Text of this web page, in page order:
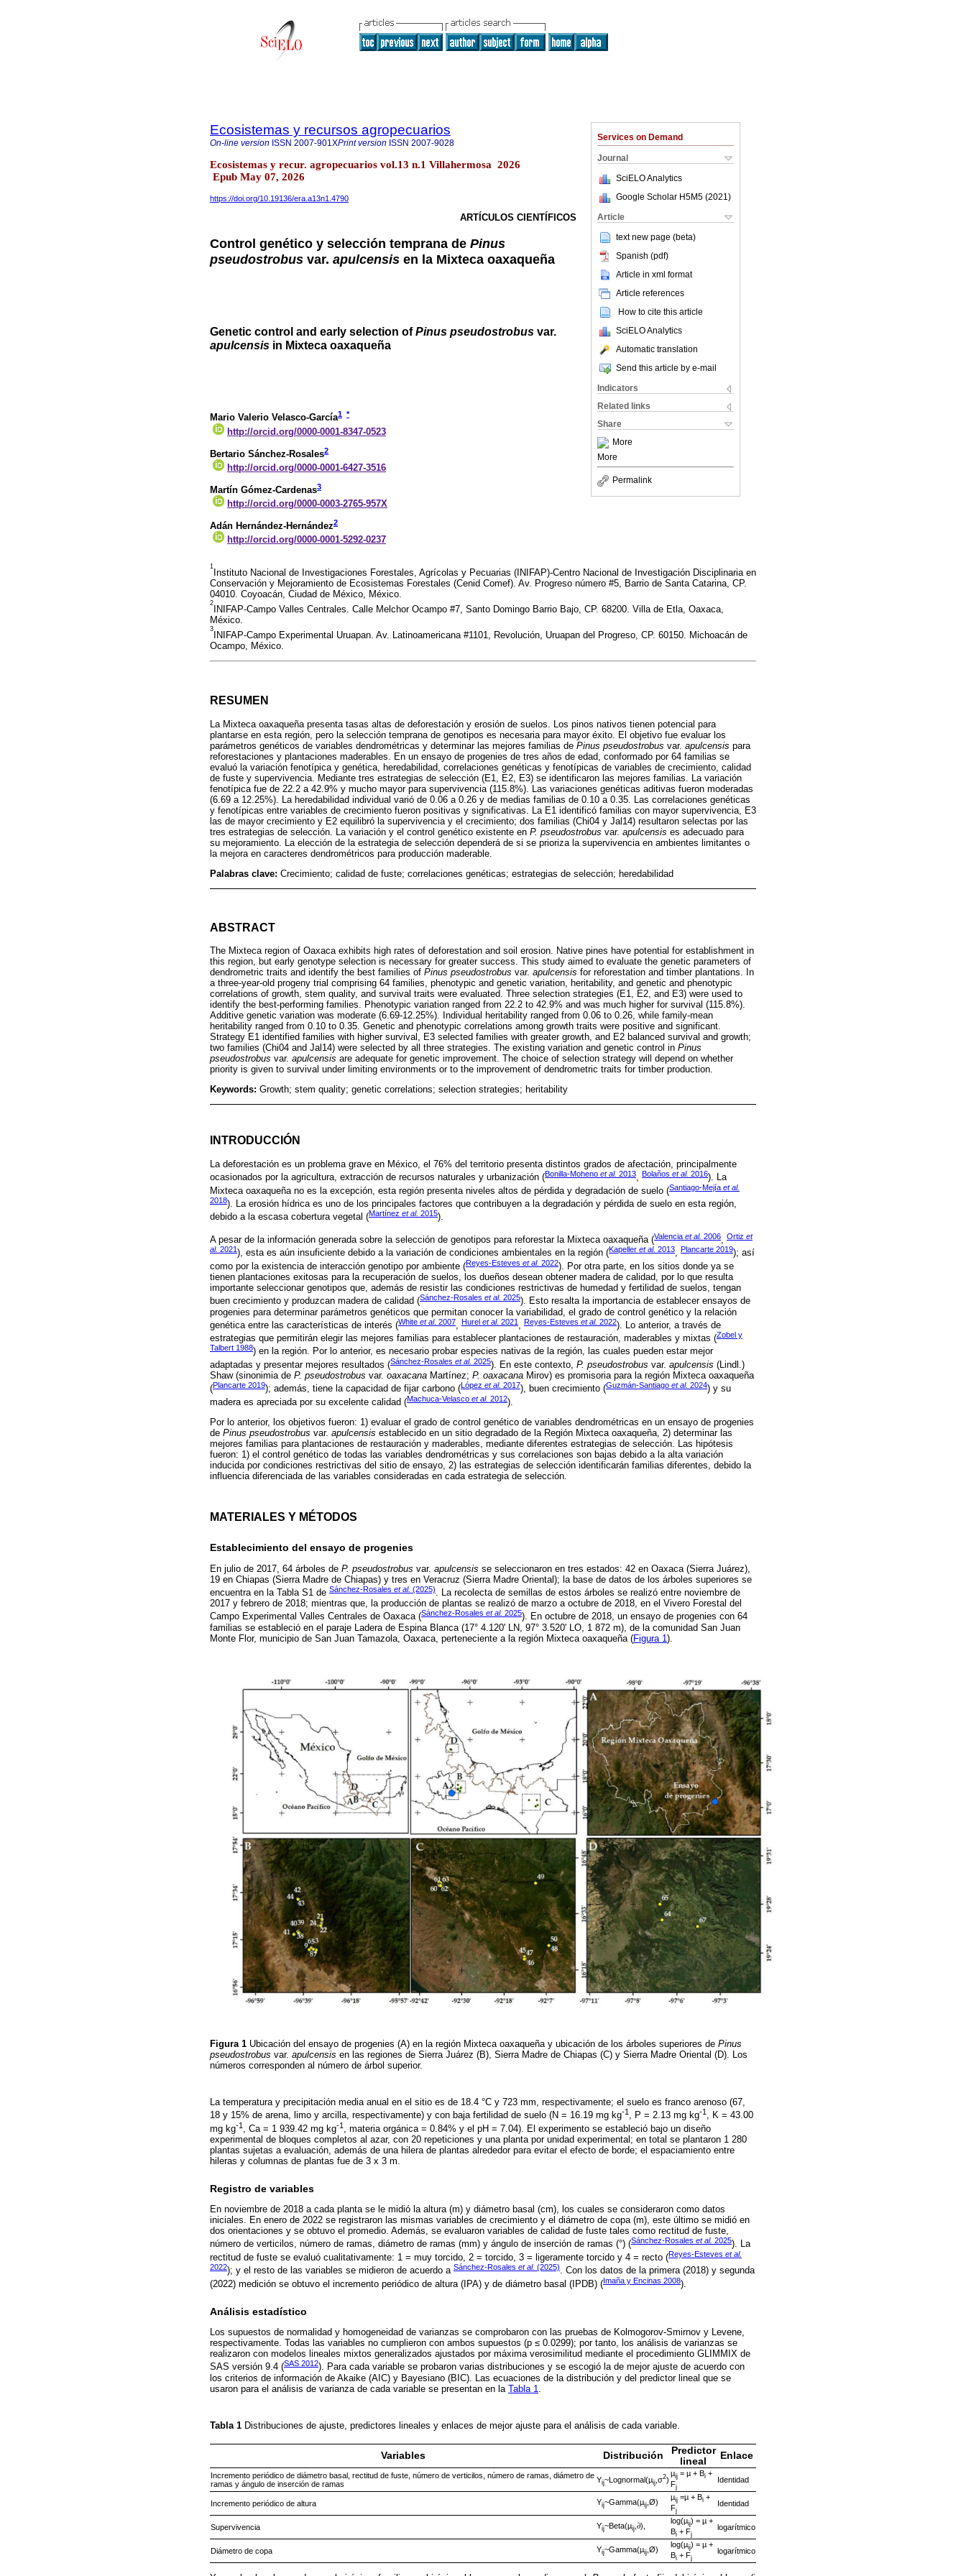
Services on Demand
Journal
SciELO Analytics
Google Scholar H5M5 (2021 )
Article
text new page (beta)
Spanish (pdf)
Article in xml format
Article references
How to cite this article
SciELO Analytics
Automatic translation
Send this article by e-mail
Indicators
Related links
Share
More
More
Permalink
Ecosistemas y recursos agropecuarios
On-line version ISSN 2007-901XPrint version ISSN 2007-9028
Ecosistemas y recur. agropecuarios vol.13 n.1 Villahermosa 2026
Epub May 07, 2026
https://doi.org/10.19136/era.a13n1.4790
ARTÍCULOS CIENTÍFICOS
Control genético y selección temprana de Pinus
pseudostrobus var. apulcensis en la Mixteca oaxaqueña
Genetic control and early selection ofPinus pseudostrobus var.
apulcensis in Mixteca oaxaqueña
Mario Valerio Velasco-García1 *
http://orcid.org/0000-0001-8347-0523
Bertario Sánchez-Rosales2
http://orcid.org/0000-0001-6427-3516
Martín Gómez-Cardenas3
http://orcid.org/0000-0003-2765-957X
Adán Hernández-Hernández2
http://orcid.org/0000-0001-5292-0237
1
Instituto Nacional de Investigaciones Forestales, Agrícolas y Pecuarias (INIFAP)-Centro Nacional de Investigación Disciplinaria en
Conservación y Mejoramiento de Ecosistemas Forestales (Cenid Comef). Av. Progreso número #5, Barrio de Santa Catarina, CP.
04010. Coyoacán, Ciudad de México, México.
2
INIFAP-Campo Valles Centrales. Calle Melchor Ocampo #7, Santo Domingo Barrio Bajo, CP. 68200. Villa de Etla, Oaxaca,
México.
3
INIFAP-Campo Experimental Uruapan. Av. Latinoamericana #1101, Revolución, Uruapan del Progreso, CP. 60150. Michoacán de
Ocampo, México.
RESUMEN
La Mixteca oaxaqueña presenta tasas altas de deforestación y erosión de suelos. Los pinos nativos tienen potencial para
plantarse en esta región, pero la selección temprana de genotipos es necesaria para mayor éxito. El objetivo fue evaluar los
parámetros genéticos de variables dendrométricas y determinar las mejores familias de Pinus pseudostrobus var. apulcensis para
reforestaciones y plantaciones maderables. En un ensayo de progenies de tres años de edad, conformado por 64 familias se
evaluó la variación fenotípica y genética, heredabilidad, correlaciones genéticas y fenotípicas de variables de crecimiento, calidad
de fuste y supervivencia. Mediante tres estrategias de selección (E1, E2, E3) se identificaron las mejores familias. La variación
fenotípica fue de 22.2 a 42.9% y mucho mayor para supervivencia (115.8%). Las variaciones genéticas aditivas fueron moderadas
(6.69 a 12.25%). La heredabilidad individual varió de 0.06 a 0.26 y de medias familias de 0.10 a 0.35. Las correlaciones genéticas
y fenotípicas entre variables de crecimiento fueron positivas y significativas. La E1 identificó familias con mayor supervivencia, E3
las de mayor crecimiento y E2 equilibró la supervivencia y el crecimiento; dos familias (Chi04 y Jal14) resultaron selectas por las
tres estrategias de selección. La variación y el control genético existente en P. pseudostrobus var. apulcensis es adecuado para
su mejoramiento. La elección de la estrategia de selección dependerá de si se prioriza la supervivencia en ambientes limitantes o
la mejora en caracteres dendrométricos para producción maderable.
Palabras clave: Crecimiento; calidad de fuste; correlaciones genéticas; estrategias de selección; heredabilidad
ABSTRACT
The Mixteca region of Oaxaca exhibits high rates of deforestation and soil erosion. Native pines have potential for establishment in
this region, but early genotype selection is necessary for greater success. This study aimed to evaluate the genetic parameters of
dendrometric traits and identify the best families of Pinus pseudostrobus var. apulcensis for reforestation and timber plantations. In
a three-year-old progeny trial comprising 64 families, phenotypic and genetic variation, heritability, and genetic and phenotypic
correlations of growth, stem quality, and survival traits were evaluated. Three selection strategies (E1, E2, and E3) were used to
identify the best-performing families. Phenotypic variation ranged from 22.2 to 42.9% and was much higher for survival (115.8%).
Additive genetic variation was moderate (6.69-12.25%). Individual heritability ranged from 0.06 to 0.26, while family-mean
heritability ranged from 0.10 to 0.35. Genetic and phenotypic correlations among growth traits were positive and significant.
Strategy E1 identified families with higher survival, E3 selected families with greater growth, and E2 balanced survival and growth;
two families (Chi04 and Jal14) were selected by all three strategies. The existing variation and genetic control in Pinus
pseudostrobus var. apulcensis are adequate for genetic improvement. The choice of selection strategy will depend on whether
priority is given to survival under limiting environments or to the improvement of dendrometric traits for timber production.
Keywords: Growth; stem quality; genetic correlations; selection strategies; heritability
INTRODUCCIÓN
La deforestación es un problema grave en México, el 76% del territorio presenta distintos grados de afectación, principalmente
ocasionados por la agricultura, extracción de recursos naturales y urbanización (Bonilla-Moheno et al. 2013, Bolaños et al. 2016). La
Mixteca oaxaqueña no es la excepción, esta región presenta niveles altos de pérdida y degradación de suelo (Santiago-Mejía et al.
2018). La erosión hídrica es uno de los principales factores que contribuyen a la degradación y pérdida de suelo en esta región,
debido a la escasa cobertura vegetal (Martínez et al. 2015).
A pesar de la información generada sobre la selección de genotipos para reforestar la Mixteca oaxaqueña (Valencia et al. 2006, Ortiz et
al. 2021), esta es aún insuficiente debido a la variación de condiciones ambientales en la región (Kapeller et al. 2013, Plancarte 2019); así
como por la existencia de interacción genotipo por ambiente (Reyes-Esteves et al. 2022). Por otra parte, en los sitios donde ya se
tienen plantaciones exitosas para la recuperación de suelos, los dueños desean obtener madera de calidad, por lo que resulta
importante seleccionar genotipos que, además de resistir las condiciones restrictivas de humedad y fertilidad de suelos, tengan
buen crecimiento y produzcan madera de calidad (Sánchez-Rosales et al. 2025). Esto resalta la importancia de establecer ensayos de
progenies para determinar parámetros genéticos que permitan conocer la variabilidad, el grado de control genético y la relación
genética entre las características de interés (White et al. 2007 Hurel et al. 2021 Reyes-Esteves et al. 2022). Lo anterior, a través de
estrategias que permitirán elegir las mejores familias para establecer plantaciones de restauración, maderables y mixtas (Zobel y
Talbert 1988) en la región. Por lo anterior, es necesario probar especies nativas de la región, las cuales pueden estar mejor
adaptadas y presentar mejores resultados (Sánchez-Rosales et al. 2025). En este contexto, P. pseudostrobus var. apulcensis (Lindl.)
Shaw (sinonimia de P. pseudostrobus var. oaxacana Martínez; P. oaxacana Mirov) es promisoria para la región Mixteca oaxaqueña
(Plancarte 2019); además, tiene la capacidad de fijar carbono (López et al. 2017), buen crecimiento (Guzmán-Santiago et al. 2024) y su
madera es apreciada por su excelente calidad (Machuca-Velasco et al. 2012).
Por lo anterior, los objetivos fueron: 1) evaluar el grado de control genético de variables dendrométricas en un ensayo de progenies
de Pinus pseudostrobus var. apulcensis establecido en un sitio degradado de la Región Mixteca oaxaqueña, 2) determinar las
mejores familias para plantaciones de restauración y maderables, mediante diferentes estrategias de selección. Las hipótesis
fueron: 1) el control genético de todas las variables dendrométricas y sus correlaciones son bajas debido a la alta variación
inducida por condiciones restrictivas del sitio de ensayo, 2) las estrategias de selección identificarán familias diferentes, debido la
influencia diferenciada de las variables consideradas en cada estrategia de selección.
MATERIALES Y MÉTODOS
Establecimiento del ensayo de progenies
En julio de 2017, 64 árboles de P. pseudostrobus var. apulcensis se seleccionaron en tres estados: 42 en Oaxaca (Sierra Juárez),
19 en Chiapas (Sierra Madre de Chiapas) y tres en Veracruz (Sierra Madre Oriental); la base de datos de los árboles superiores se
encuentra en la Tabla S1 de Sánchez-Rosales et al. (2025). La recolecta de semillas de estos árboles se realizó entre noviembre de
2017 y febrero de 2018; mientras que, la producción de plantas se realizó de marzo a octubre de 2018, en el Vivero Forestal del
Campo Experimental Valles Centrales de Oaxaca (Sánchez-Rosales et al. 2025). En octubre de 2018, un ensayo de progenies con 64
familias se estableció en el paraje Ladera de Espina Blanca (17° 4.120' LN, 97° 3.520' LO, 1 872 m), de la comunidad San Juan
Monte Flor, municipio de San Juan Tamazola, Oaxaca, perteneciente a la región Mixteca oaxaqueña (Figura 1 ).
Figura 1 Ubicación del ensayo de progenies (A) en la región Mixteca oaxaqueña y ubicación de los árboles superiores de Pinus
pseudostrobus var. apulcensis en las regiones de Sierra Juárez (B), Sierra Madre de Chiapas (C) y Sierra Madre Oriental (D). Los
números corresponden al número de árbol superior.
La temperatura y precipitación media anual en el sitio es de 18.4 °C y 723 mm, respectivamente; el suelo es franco arenoso (67,
18 y 15% de arena, limo y arcilla, respectivamente) y con baja fertilidad de suelo (N = 16.19 mg kg-1 , P = 2.13 mg kg-1 , K = 43.00
mg kg-1 , Ca = 1 939.42 mg kg-1 , materia orgánica = 0.84% y el pH = 7.04). El experimento se estableció bajo un diseño
experimental de bloques completos al azar, con 20 repeticiones y una planta por unidad experimental; en total se plantaron 1 280
plantas sujetas a evaluación, además de una hilera de plantas alrededor para evitar el efecto de borde; el espaciamiento entre
hileras y columnas de plantas fue de 3 x 3 m.
Registro de variables
En noviembre de 2018 a cada planta se le midió la altura (m) y diámetro basal (cm), los cuales se consideraron como datos
iniciales. En enero de 2022 se registraron las mismas variables de crecimiento y el diámetro de copa (m), este último se midió en
dos orientaciones y se obtuvo el promedio. Además, se evaluaron variables de calidad de fuste tales como rectitud de fuste,
número de verticilos, número de ramas, diámetro de ramas (mm) y ángulo de inserción de ramas (°) (Sánchez-Rosales et al. 2025). La
rectitud de fuste se evaluó cualitativamente: 1 = muy torcido, 2 = torcido, 3 = ligeramente torcido y 4 = recto (Reyes-Esteves et al.
2022); y el resto de las variables se midieron de acuerdo a Sánchez-Rosales et al. (2025). Con los datos de la primera (2018) y segunda
(2022) medición se obtuvo el incremento periódico de altura (IPA) y de diámetro basal (IPDB) (Imaña y Encinas 2008).
Análisis estadístico
Los supuestos de normalidad y homogeneidad de varianzas se comprobaron con las pruebas de Kolmogorov-Smirnov y Levene,
respectivamente. Todas las variables no cumplieron con ambos supuestos (p ≤ 0.0299); por tanto, los análisis de varianzas se
realizaron con modelos lineales mixtos generalizados ajustados por máxima verosimilitud mediante el procedimiento GLIMMIX de
SAS versión 9.4 (SAS 2012). Para cada variable se probaron varias distribuciones y se escogió la de mejor ajuste de acuerdo con
los criterios de información de Akaike (AIC) y Bayesiano (BIC). Las ecuaciones de la distribución y del predictor lineal que se
usaron para el análisis de varianza de cada variable se presentan en la Tabla 1
Tabla 1 Distribuciones de ajuste, predictores lineales y enlaces de mejor ajuste para el análisis de cada variable.
Variables Distribución
Predictor
lineal
Enlace
Incremento periódico de diámetro basal, rectitud de fuste, número de verticilos, número de ramas, diámetro de
ramas y ángulo de inserción de ramas
Yij~Lognormal(µij ,σ2)
µij = µ + Bi +
Fj
Identidad
Incremento periódico de altura Yij~Gamma(µij ,Ø)
µij =µ + Bi +
Fj
Identidad
Supervivencia Yij~Beta(µij ,𝜕),
log(µij) = µ +
Bi + Fj
logarítmico
Diámetro de copa Yij~Gamma(µij ,Ø)
log(µij) = µ +
Bi + Fj
logarítmico